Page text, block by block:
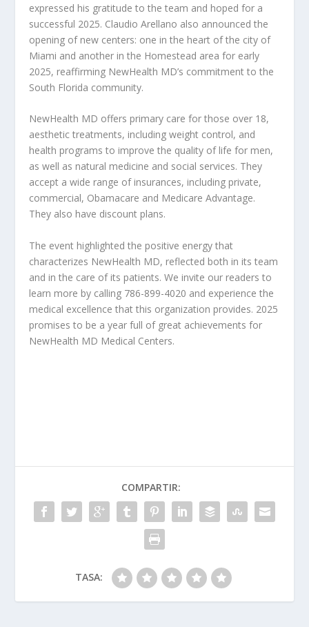
expressed his gratitude to the team and hoped for a
successful 2025. Claudio Arellano also announced the
opening of new centers: one in the heart of the city of
Miami and another in the Homestead area for early
2025, reaffirming NewHealth MD’s commitment to the
South Florida community.
NewHealth MD offers primary care for those over 18,
aesthetic treatments, including weight control, and
health programs to improve the quality of life for men,
as well as natural medicine and social services. They
accept a wide range of insurances, including private,
commercial, Obamacare and Medicare Advantage.
They also have discount plans.
The event highlighted the positive energy that
characterizes NewHealth MD, reflected both in its team
and in the care of its patients. We invite our readers to
learn more by calling 786-899-4020 and experience the
medical excellence that this organization provides. 2025
promises to be a year full of great achievements for
NewHealth MD Medical Centers.
COMPARTIR:
TASA: